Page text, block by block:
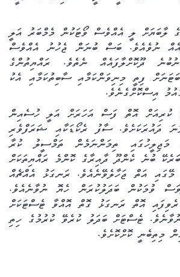
ލާބަޔަށް ލީ އެއްވެސް ވޯޓަކުން މެމްބަރު އަލީ
ނުވެއެވެ. ބަސް ބުނަން ޖެހުނު އެއްވެސް
ދޫކޮށްލާފައެއް ނެތެވެ. ރައްޔިތުންގެ
ފިތީ މިނިވަންކަމާއި ސާބިތުކަމާއި އެކު
އިސްކޮށްގެނެވެ.
ކުރިއަށް އޮތް ފަސް އަހަރަށް އަލީ ހުސެއިން
ލަނީ 3 ވަނަ ދައުރަކަށެވެ. ސާފު ރެކޯޑަކާއި ޝަރަފްވެރި
މަޖިލީހުގައި ތިމަންނަމެން ތަމްސީލު ކުރާ
ބުނެ ކެންދޫ ދާއިރާގެ ކޮންމެ ރައްޔިތަކަށް
އަތް ޖަހާލެވޭނެއެވެ. ރަނގަޅު އެއްޗެއް
ވުމަކުން ބަދަލުކުރަން ހެޔޮ ނުވާނެއެވެ.
އޮތް ރަނގަޅު ގޮތް އޮއްވާ ޓެސްޓަކަށް
ޓެސްޓަށް ބަދަލު ކުރެވޭ ކުރުމުގެ ހިތި
މިތިބެނީ ކޮށްކޮށެވެ.